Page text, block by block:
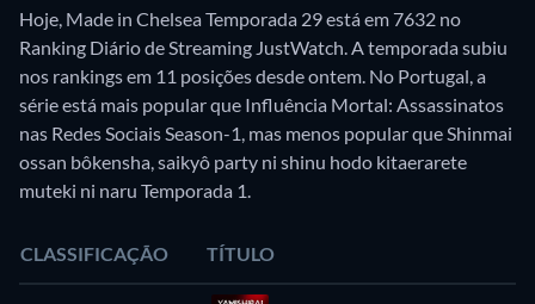
Hoje, Made in Chelsea Temporada 29 está em 7632 no
Ranking Diário de Streaming JustWatch. A temporada subiu
nos rankings em 11 posições desde ontem. No Portugal, a
série está mais popular que Influência Mortal: Assassinatos
nas Redes Sociais Season-1, mas menos popular que Shinmai
ossan bôkensha, saikyô party ni shinu hodo kitaerarete
muteki ni naru Temporada 1.
CLASSIFICAÇÃO TÍTULO